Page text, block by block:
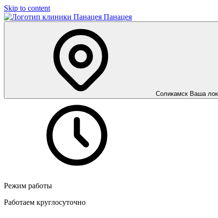
Skip to content
Панацея
Соликамск Ваша
Режим работы
Работаем круглосуточно